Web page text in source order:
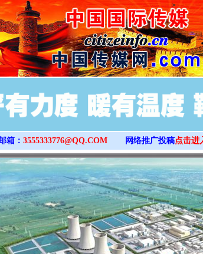
>
箱： 3555333776@QQ.COM 网络推广投稿点击进